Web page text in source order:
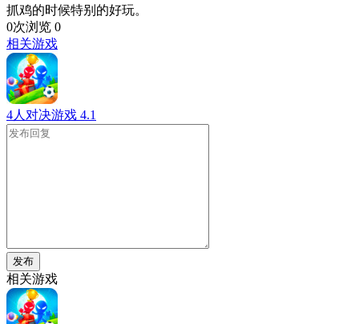
抓鸡的时候特别的好玩。
0次浏览 0
相关游戏
4人对决游戏 4.1
发布
相关游戏